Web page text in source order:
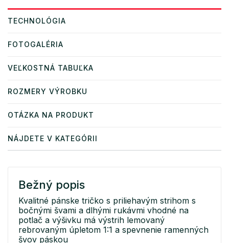
TECHNOLÓGIA
FOTOGALÉRIA
VEĽKOSTNÁ TABUĽKA
ROZMERY VÝROBKU
OTÁZKA NA PRODUKT
NÁJDETE V KATEGÓRII
Bežný popis
Kvalitné pánske tričko s priliehavým strihom s
bočnými švami a dlhými rukávmi vhodné na
potlač a výšivku má výstrih lemovaný
rebrovaným úpletom 1:1 a spevnenie ramenných
švov páskou